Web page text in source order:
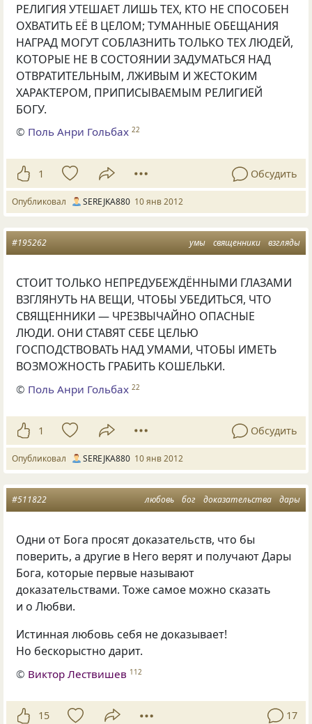
РЕЛИГИЯ УТЕШАЕТ ЛИШЬ ТЕХ, КТО НЕ СПОСОБЕН
ОХВАТИТЬ ЕЁ В ЦЕЛОМ; ТУМАННЫЕ ОБЕЩАНИЯ
НАГРАД МОГУТ СОБЛАЗНИТЬ ТОЛЬКО ТЕХ ЛЮДЕЙ,
КОТОРЫЕ НЕ В СОСТОЯНИИ ЗАДУМАТЬСЯ НАД
ОТВРАТИТЕЛЬНЫМ, ЛЖИВЫМ И ЖЕСТОКИМ
ХАРАКТЕРОМ, ПРИПИСЫВАЕМЫМ РЕЛИГИЕЙ
БОГУ.
© Поль Анри Гольбах 22
1 Обсудить
Опубликовал SEREJKA880 10 янв 2012
умы священники взгляды
#195262
СТОИТ ТОЛЬКО НЕПРЕДУБЕЖДЁННЫМИ ГЛАЗАМИ
ВЗГЛЯНУТЬ НА ВЕЩИ, ЧТОБЫ УБЕДИТЬСЯ, ЧТО
СВЯЩЕННИКИ — ЧРЕЗВЫЧАЙНО ОПАСНЫЕ
ЛЮДИ. ОНИ СТАВЯТ СЕБЕ ЦЕЛЬЮ
ГОСПОДСТВОВАТЬ НАД УМАМИ, ЧТОБЫ ИМЕТЬ
ВОЗМОЖНОСТЬ ГРАБИТЬ КОШЕЛЬКИ.
© Поль Анри Гольбах 22
1 Обсудить
Опубликовал SEREJKA880 10 янв 2012
любовь бог доказательства дары
#511822
Одни от Бога просят доказательств, что бы
поверить, а другие в Него верят и получают Дары
Бога, которые первые называют
доказательствами. Тоже самое можно сказать
и о Любви.
Истинная любовь себя не доказывает!
Но бескорыстно дарит.
© Виктор Лествишев 112
15 17